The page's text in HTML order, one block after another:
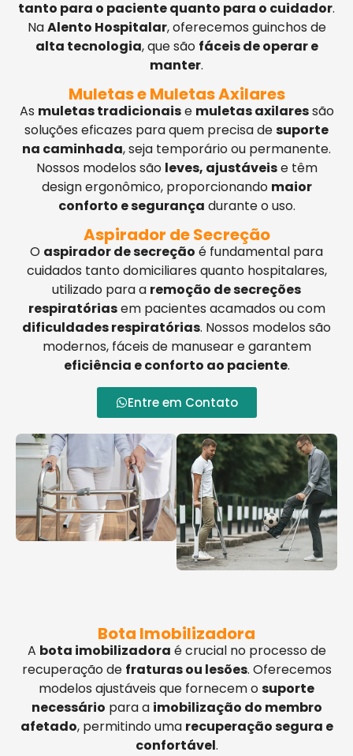
tanto para o paciente quanto para o cuidador.
NaAlento Hospitalar, oferecemos guinchos de
alta tecnologia, que são fáceis de operar e
manter.
Muletas e Muletas Axilares
As muletas tradicionaise muletas axilaressão
soluções eficazes para quem precisa desuporte
na caminhada, seja temporário ou permanente.
Nossos modelos são leves, ajustáveise têm
design ergonômico, proporcionando maior
conforto e segurança durante o uso.
Aspirador de Secreção
O aspirador de secreção é fundamental para
cuidados tanto domiciliares quanto hospitalares,
utilizado para a remoção de secreções
respiratóriasem pacientes acamados ou com
dificuldades respiratórias. Nossos modelos são
modernos, fáceis de manusear e garantem
eficiência e conforto ao paciente.
Entre em Contato
Bota Imobilizadora
A bota imobilizadora é crucial no processo de
recuperação de fraturas ou lesões. Oferecemos
modelos ajustáveis que fornecem osuporte
necessário para a imobilização do membro
afetado, permitindo uma recuperação segura e
confortável.